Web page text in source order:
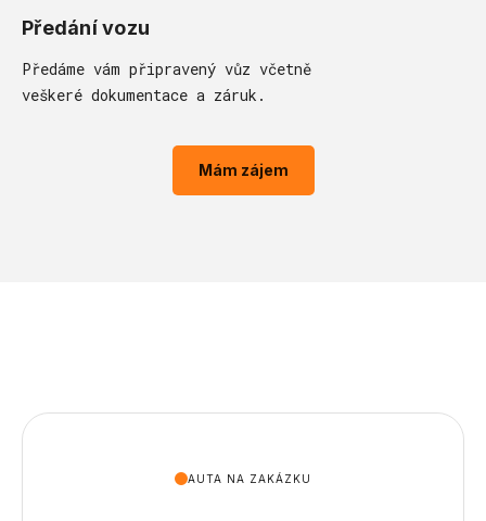
Předání vozu
Předáme vám připravený vůz včetně
veškeré dokumentace a záruk.
Mám zájem
AUTA NA ZAKÁZKU